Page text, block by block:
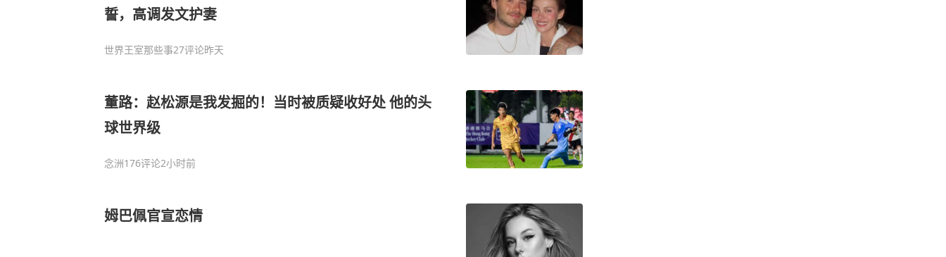
誓，高调发文护妻
世界王室那些事27评论昨天
董路：赵松源是我发掘的！当时被质疑收好处 他的头
球世界级
念洲176评论2小时前
姆巴佩官宣恋情